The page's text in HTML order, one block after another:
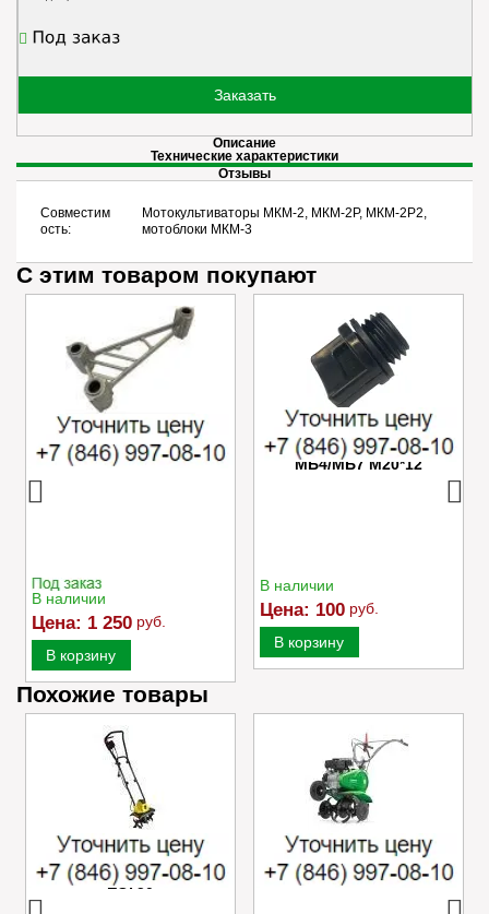
Заказать
Описание
Технические характеристики
Отзывы
Совместим
ость:
Мотокультиваторы МКМ-2, МКМ-2Р, МКМ-2Р2,
мотоблоки МКМ-3
С этим товаром покупают
Успокоитель цепи
Caiman VARIO
В наличии
Цена: 1 250 руб.
В корзину
Пробка маслозаливного
отверстия редуктора
МБ4/МБ7 M20*12
В наличии
Цена: 100 руб.
В корзину
Похожие товары
Электрический
культиватор Champion
EC750
Культиватор Caiman
MOKKO 40 C2